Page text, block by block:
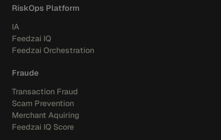
RiskOps Platform
IA
Feedzai IQ
Feedzai Orchestration
Fraude
Transaction Fraud
Scam Prevention
Merchant Aquiring
Feedzai IQ Score